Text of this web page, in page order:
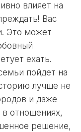
влияет на
Вас
Это может
ехать.
пойдет на
лучше не
и даже
в отношениях,
решение,